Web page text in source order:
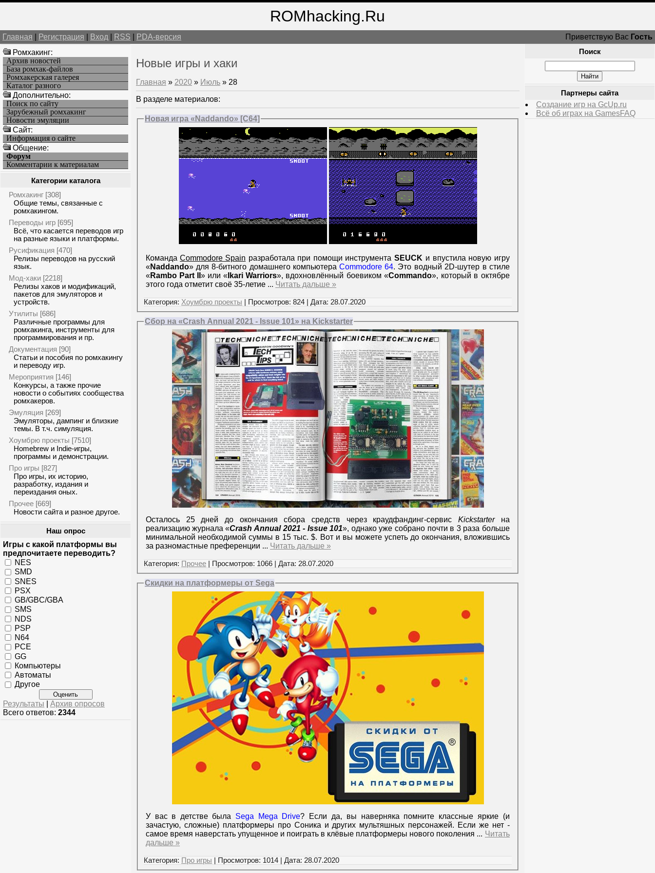
ROMhacking.Ru
Главная Регистрация Вход RSS PDA-версия Приветствую Вас Гость
Ромхакинг:
Архив новостей
База ромхак-файлов
Ромхакерская галерея
Каталог разного
Дополнительно:
Поиск по сайту
Зарубежный ромхакинг
Новости эмуляции
Cайт:
Информация о сайте
Общение:
Форум
Комментарии к материалам
Категории каталога
Ромхакинг [308]
Общие темы, связанные с
ромхакингом.
Переводы игр [695]
Всё, что касается переводов игр
на разные языки и платформы.
Русификация [470]
Релизы переводов на русский
язык.
Мод-хаки [2218]
Релизы хаков и модификаций,
пакетов для эмуляторов и
устройств.
Утилиты [686]
Различные программы для
ромхакинга, инструменты для
программирования и пр.
Документация [90]
Статьи и пособия по ромхакингу
и переводу игр.
Мероприятия [146]
Конкурсы, а также прочие
новости о событиях сообщества
ромхакеров.
Эмуляция [269]
Эмуляторы, дампинг и близкие
темы. В т.ч. симуляция.
Хоумбрю проекты [7510]
Homebrew и Indie-игры,
программы и демонстрации.
Про игры [827]
Про игры, их историю,
разработку, издания и
переиздания оных.
Прочее [669]
Новости сайта и разное другое.
Наш опрос
Игры с какой платформы вы
предпочитаете переводить?
NES
SMD
SNES
PSX
GB/GBC/GBA
SMS
NDS
PSP
N64
PCE
GG
Компьютеры
Автоматы
Другое
Результаты
Архив опросов
Всего ответов: 2344
Новые игры и хаки
Главная » 2020 » Июль » 28
В разделе материалов:
Новая игра «Naddando» [C64]
Команда Commodore Spain разработала при помощи инструмента SEUCK и впустила новую игру
«Naddando» для 8-битного домашнего компьютера Commodore 64. Это водный 2D-шутер в стиле
«Rambo Part II » или « Ikari Warriors», вдохновлённый боевиком «Commando», который в октябре
этого года отметит своё 35-летие ... Читать дальше »
Категория: Хоумбрю проекты | Просмотров: 824 | Дата: 28.07.2020
Сбор на «Crash Annual 2021 - Issue 101» на Kickstarter
Осталось 25 дней до окончания сбора средств через краудфандинг-сервис Kickstarterна
реализацию журнала «Crash Annual 2021 - Issue 101», однако уже собрано почти в 3 раза больше
минимальной необходимой суммы в 15 тыс. $. Вот и вы можете успеть до окончания, вложившись
за разномастные преференции ... Читать дальше »
Категория: Прочее | Просмотров: 1066 | Дата: 28.07.2020
Скидки на платформеры от Sega
У вас в детстве была Sega Mega Drive? Если да, вы наверняка помните классные яркие (и
зачастую, сложные) платформеры про Соника и других мультяшных персонажей. Если же нет -
самое время наверстать упущенное и поиграть в клёвые платформеры нового поколения ... Читать
дальше »
Категория: Про игры | Просмотров: 1014 | Дата: 28.07.2020
Поиск
Партнеры сайта
Создание игр на GcUp.ru
Всё об играх на GamesFAQ